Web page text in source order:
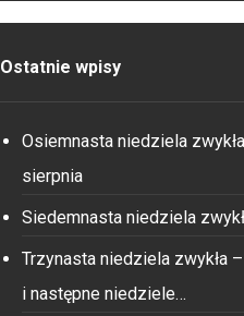
Ostatnie wpisy
Osiemnasta niedziela
sierpnia
Siedemnasta niedziela
Trzynasta niedziela zwykła
i następne niedziele…